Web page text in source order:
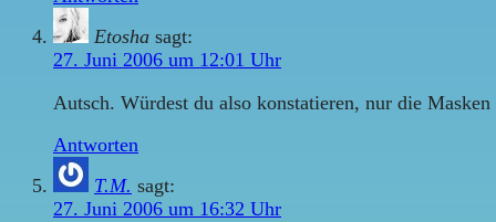
Etosha sagt:
27. Juni 2006 um 12:01 Uhr
Autsch. Würdest du also konstatieren, nur die
Antworten
T.M. sagt:
27. Juni 2006 um 16:32 Uhr